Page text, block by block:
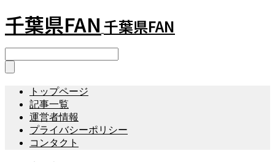
千葉県FAN 千葉県FAN
トップページ
記事一覧
運営者情報
プライバシーポリシー
コンタクト